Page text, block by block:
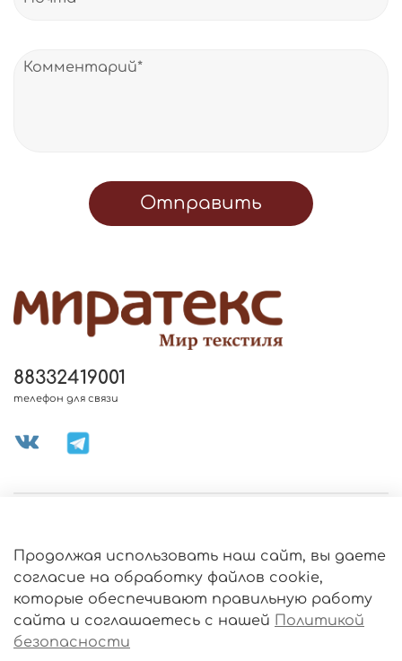
Отправить
ИНФОРМАЦИЯ
О МАГАЗИНЕ
88332419001
телефон для связи
Продолжая использовать наш сайт, вы даете
согласие на обработку файлов cookie,
которые обеспечивают правильную работу
сайта и соглашаетесь с нашей Политикой
безопасности
Политика
обработки